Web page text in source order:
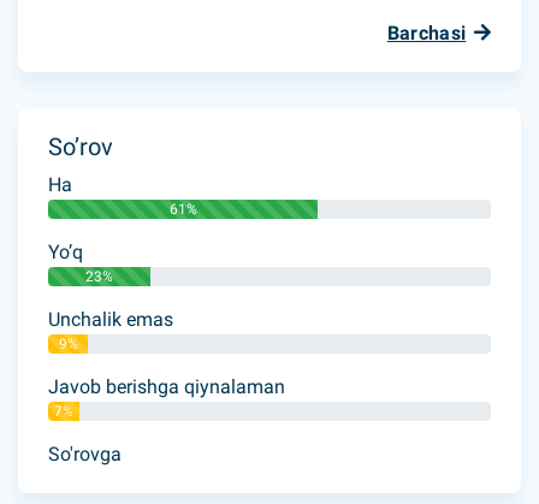
Barchasi
So’rov
Ha
61%
Yo’q
23%
Unchalik emas
9%
Javob berishga qiynalaman
7%
So'rovga